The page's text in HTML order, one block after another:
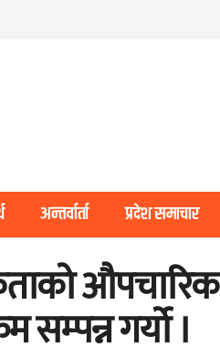
अन्तर्वार्ता प्रदेश समाचार
औपचारिक
गर्यो ।